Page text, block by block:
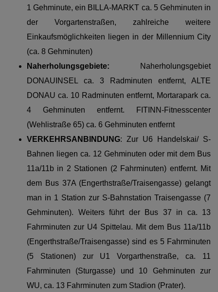
1 Gehminute, ein BILLA-MARKT ca. 5 Gehminuten in
der Vorgartenstraßen, zahlreiche weitere
Einkaufsmöglichkeiten liegen in der Millennium City
(ca. 8 Gehminuten)
Naherholungsgebiete: Naherholungsgebiet
DONAUINSEL ca. 3 Radminuten entfernt, ALTE
DONAU ca. 10 Radminuten entfernt, Mortarapark ca.
4 Gehminuten entfernt. FITINN-Fitnesscenter
(Wehlistraße 65) ca. 6 Gehminuten entfernt
VERKEHRSANBINDUNG: Zur U6 Handelskai/ S-
Bahnen liegen ca. 12 Gehminuten oder mit dem Bus
11a/11b in 2 Stationen (2 Fahrminuten) entfernt. Mit
dem Bus 37A (Engerthstraße/Traisengasse) gelangt
man in 1 Station zur S-Bahnstation Traisengasse (7
Gehminuten). Weiters führt der Bus 37 in ca. 13
Fahrminuten zur U4 Spittelau. Mit dem Bus 11a/11b
(Engerthstraße/Traisengasse) sind es 5 Fahrminuten
(5 Stationen) zur U1 Vorgarthenstraße, ca. 11
Fahrminuten (Sturgasse) und 10 Gehminuten zur
WU, ca. 13 Fahrminuten zum Stadion (Prater).